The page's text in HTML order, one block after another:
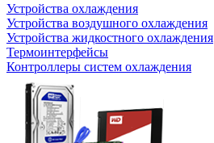
Устройства охлаждения
Устройства воздушного охлаждения
Устройства жидкостного охлаждения
Термоинтерфейсы
Контроллеры систем охлаждения